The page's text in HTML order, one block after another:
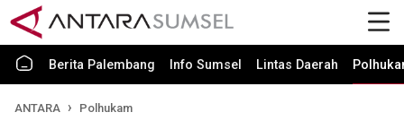
Berita Palembang Info Sumsel Lintas Daerah
ANTARA Polhukam